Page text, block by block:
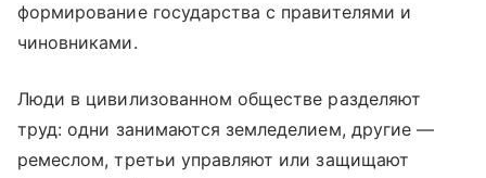
формирование государства с правителями и
чиновниками.
Люди в цивилизованном обществе разделяют
труд: одни занимаются земледелием, другие —
ремеслом, третьи управляют или защищают